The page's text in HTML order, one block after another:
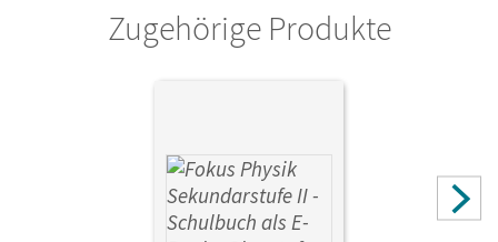
Breuer, Elmar; Tews, Wolfgang; Erb, Roger; Schlichting,
Zugehörige Produkte